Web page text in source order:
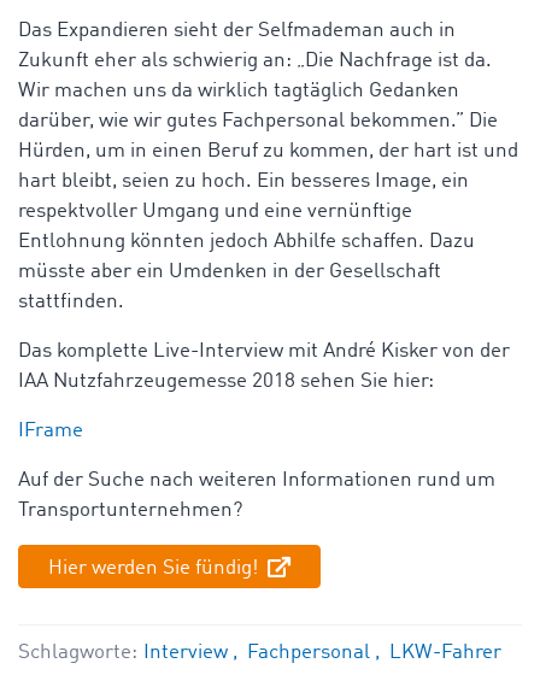
Das Expandieren sieht der Selfmademan auch in
Zukunft eher als schwierig an: „Die Nachfrage ist da.
Wir machen uns da wirklich tagtäglich Gedanken
darüber, wie wir gutes Fachpersonal bekommen.” Die
Hürden, um in einen Beruf zu kommen, der hart ist und
hart bleibt, seien zu hoch. Ein besseres Image, ein
respektvoller Umgang und eine vernünftige
Entlohnung könnten jedoch Abhilfe schaffen. Dazu
müsste aber ein Umdenken in der Gesellschaft
stattfinden.
Das komplette Live-Interview mit André Kisker von der
IAA Nutzfahrzeugemesse 2018 sehen Sie hier:
IFrame
Auf der Suche nach weiteren Informationen rund um
Transportunternehmen?
Hier werden Sie fündig!
Schlagworte: Interview Fachpersonal LKW-Fahrer